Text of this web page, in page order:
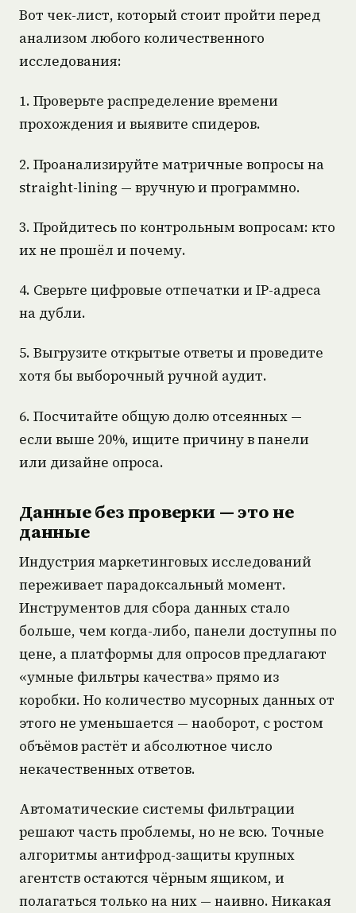
Вот чек-лист, который стоит пройти перед
анализом любого количественного
исследования:
1. Проверьте распределение времени
прохождения и выявите спидеров.
2. Проанализируйте матричные вопросы на
straight-lining — вручную и программно.
3. Пройдитесь по контрольным вопросам: кто
их не прошёл и почему.
4. Сверьте цифровые отпечатки и IP-адреса
на дубли.
5. Выгрузите открытые ответы и проведите
хотя бы выборочный ручной аудит.
6. Посчитайте общую долю отсеянных —
если выше 20%, ищите причину в панели
или дизайне опроса.
Данные без проверки — это не
данные
Индустрия маркетинговых исследований
переживает парадоксальный момент.
Инструментов для сбора данных стало
больше, чем когда-либо, панели доступны по
цене, а платформы для опросов предлагают
«умные фильтры качества» прямо из
коробки. Но количество мусорных данных от
этого не уменьшается — наоборот, с ростом
объёмов растёт и абсолютное число
некачественных ответов.
Автоматические системы фильтрации
решают часть проблемы, но не всю. Точные
алгоритмы антифрод-защиты крупных
агентств остаются чёрным ящиком, и
полагаться только на них — наивно. Никакая